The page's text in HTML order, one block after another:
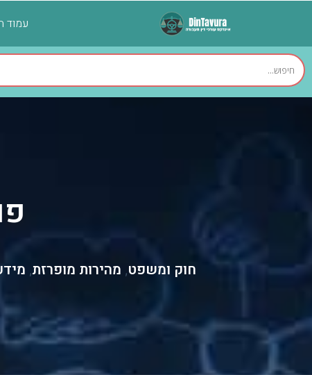
עמוד
חוק ומשפט, מהירות מופרזת,